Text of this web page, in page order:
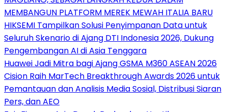
MEMBANGUN PLATFORM MEREK MEWAH ITALIA BARU
HIKSEMI Tampilkan Solusi Penyimpanan Data untuk
Seluruh Skenario di Ajang DTI Indonesia 2026, Dukung
Pengembangan AI di Asia Tenggara
Huawei Jadi Mitra bagi Ajang GSMA M360 ASEAN 2026
Cision Raih MarTech Breakthrough Awards 2026 untuk
Pemantauan dan Analisis Media Sosial, Distribusi Siaran
Pers, dan AEO